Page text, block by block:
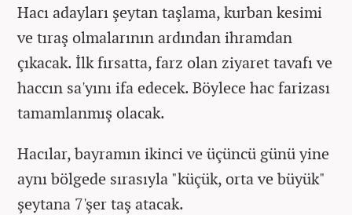
Hacı adayları şeytan taşlama, kurban kesimi
ve tıraş olmalarının ardından ihramdan
çıkacak. İlk fırsatta, farz olan ziyaret tavafı ve
haccın sa'yını ifa edecek. Böylece hac farizası
tamamlanmış olacak.
Hacılar, bayramın ikinci ve üçüncü günü yine
aynı bölgede sırasıyla "küçük, orta ve büyük"
şeytana 7'şer taş atacak.